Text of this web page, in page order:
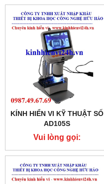
KÍNH HIỂN VI KỸ THUẬT SỐ
AD105S
Vui lòng gọi:
0987.49.67.69